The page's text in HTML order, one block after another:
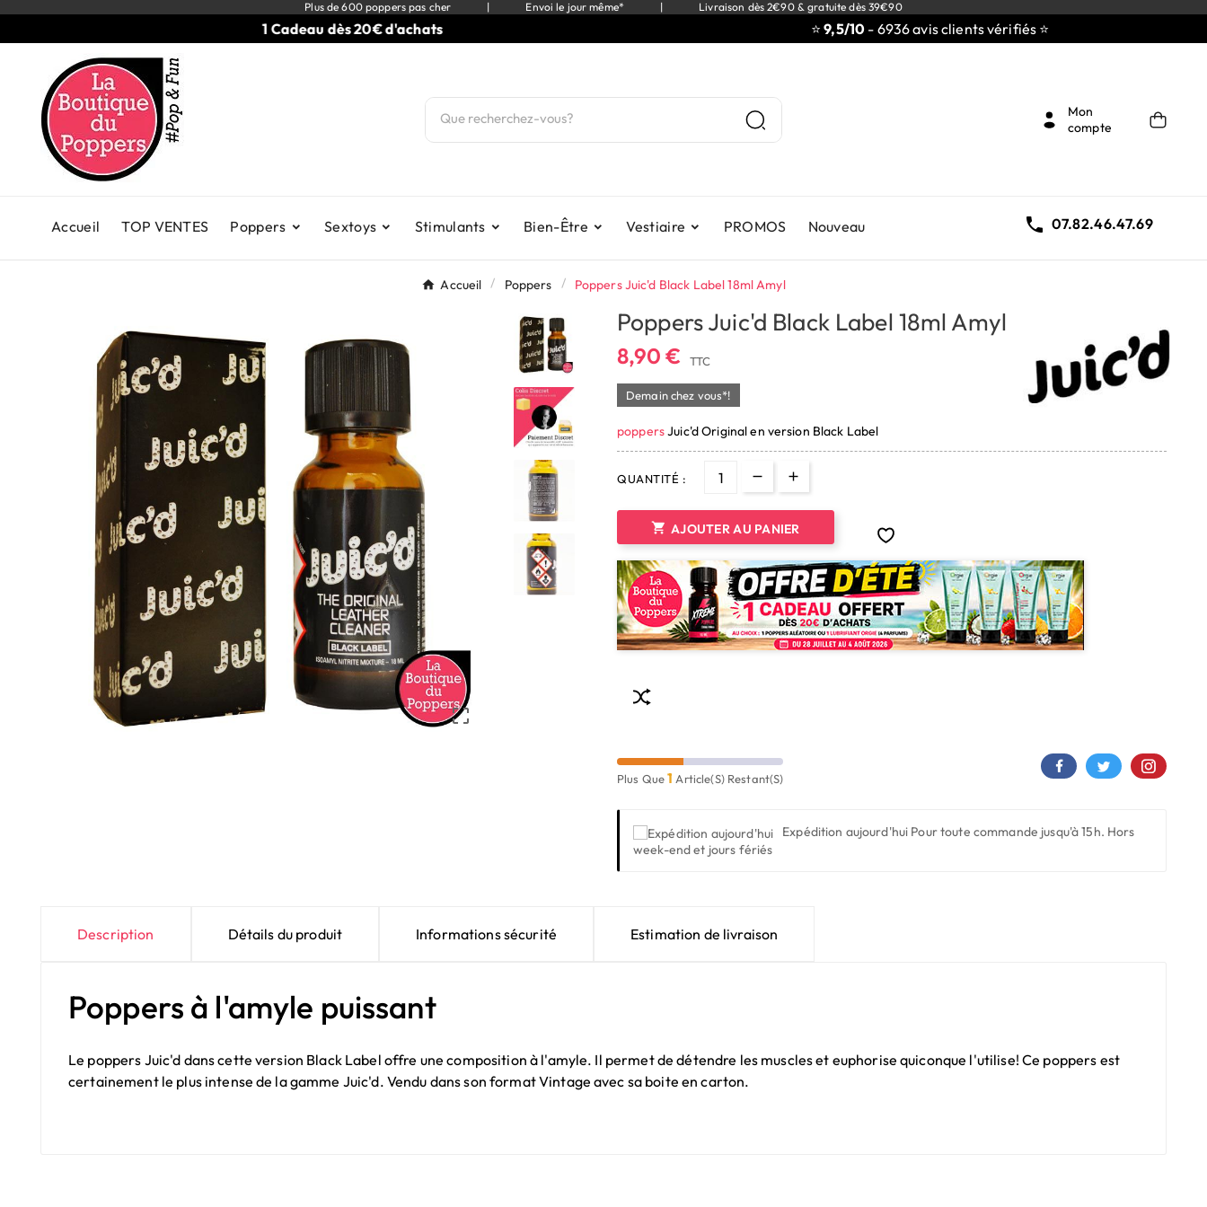
Plus de 600 poppers pas cher | Envoi le jour même* | Livraison dès 2€90 & gratuite dès 39€90
1 Cadeau dès 20€ d'achats 9,5/10- 6936 avis clients vérifiés ⭐
Mon
compte
Accueil TOP VENTES Poppers Sextoys Stimulants Bien-Être Vestiaire PROMOS Nouveau  07.82.46.47.69
Accueil Poppers Poppers Juic'd Black Label 18ml Amyl

Poppers Juic'd Black Label 18ml Amyl
8,90 € TTC
Demain chez vous*!
poppersJuic'd Original en version Black Label
QUANTITÉ :
 AJOUTER AU PANIER
Plus Que1 Article(s) Restant(s)
Expédition aujourd'hui Pour toute commande jusqu'à 15h. Hors
week-end et jours fériés
Description Détails du produit Informations sécurité Estimation de livraison
Poppers à l'amyle puissant
Le poppers Juic'd dans cette version Black Label offre une composition à l'amyle. Il permet de détendre les muscles et euphorise quiconque l'utilise! Ce poppers est
certainement le plus intense de la gamme Juic'd. Vendu dans son format Vintage avec sa boite en carton.